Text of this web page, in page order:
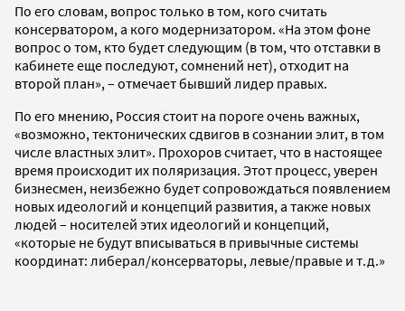
По его словам, вопрос только в том, кого считать
консерватором, а кого модернизатором. «На этом фоне
вопрос о том, кто будет следующим (в том, что отставки в
кабинете еще последуют, сомнений нет), отходит на
второй план», – отмечает бывший лидер правых.
По его мнению, Россия стоит на пороге очень важных,
«возможно, тектонических сдвигов в сознании элит, в том
числе властных элит». Прохоров считает, что в настоящее
время происходит их поляризация. Этот процесс, уверен
бизнесмен, неизбежно будет сопровождаться появлением
новых идеологий и концепций развития, а также новых
людей – носителей этих идеологий и концепций,
«которые не будут вписываться в привычные системы
координат: либерал/консерваторы, левые/правые и т.д.»